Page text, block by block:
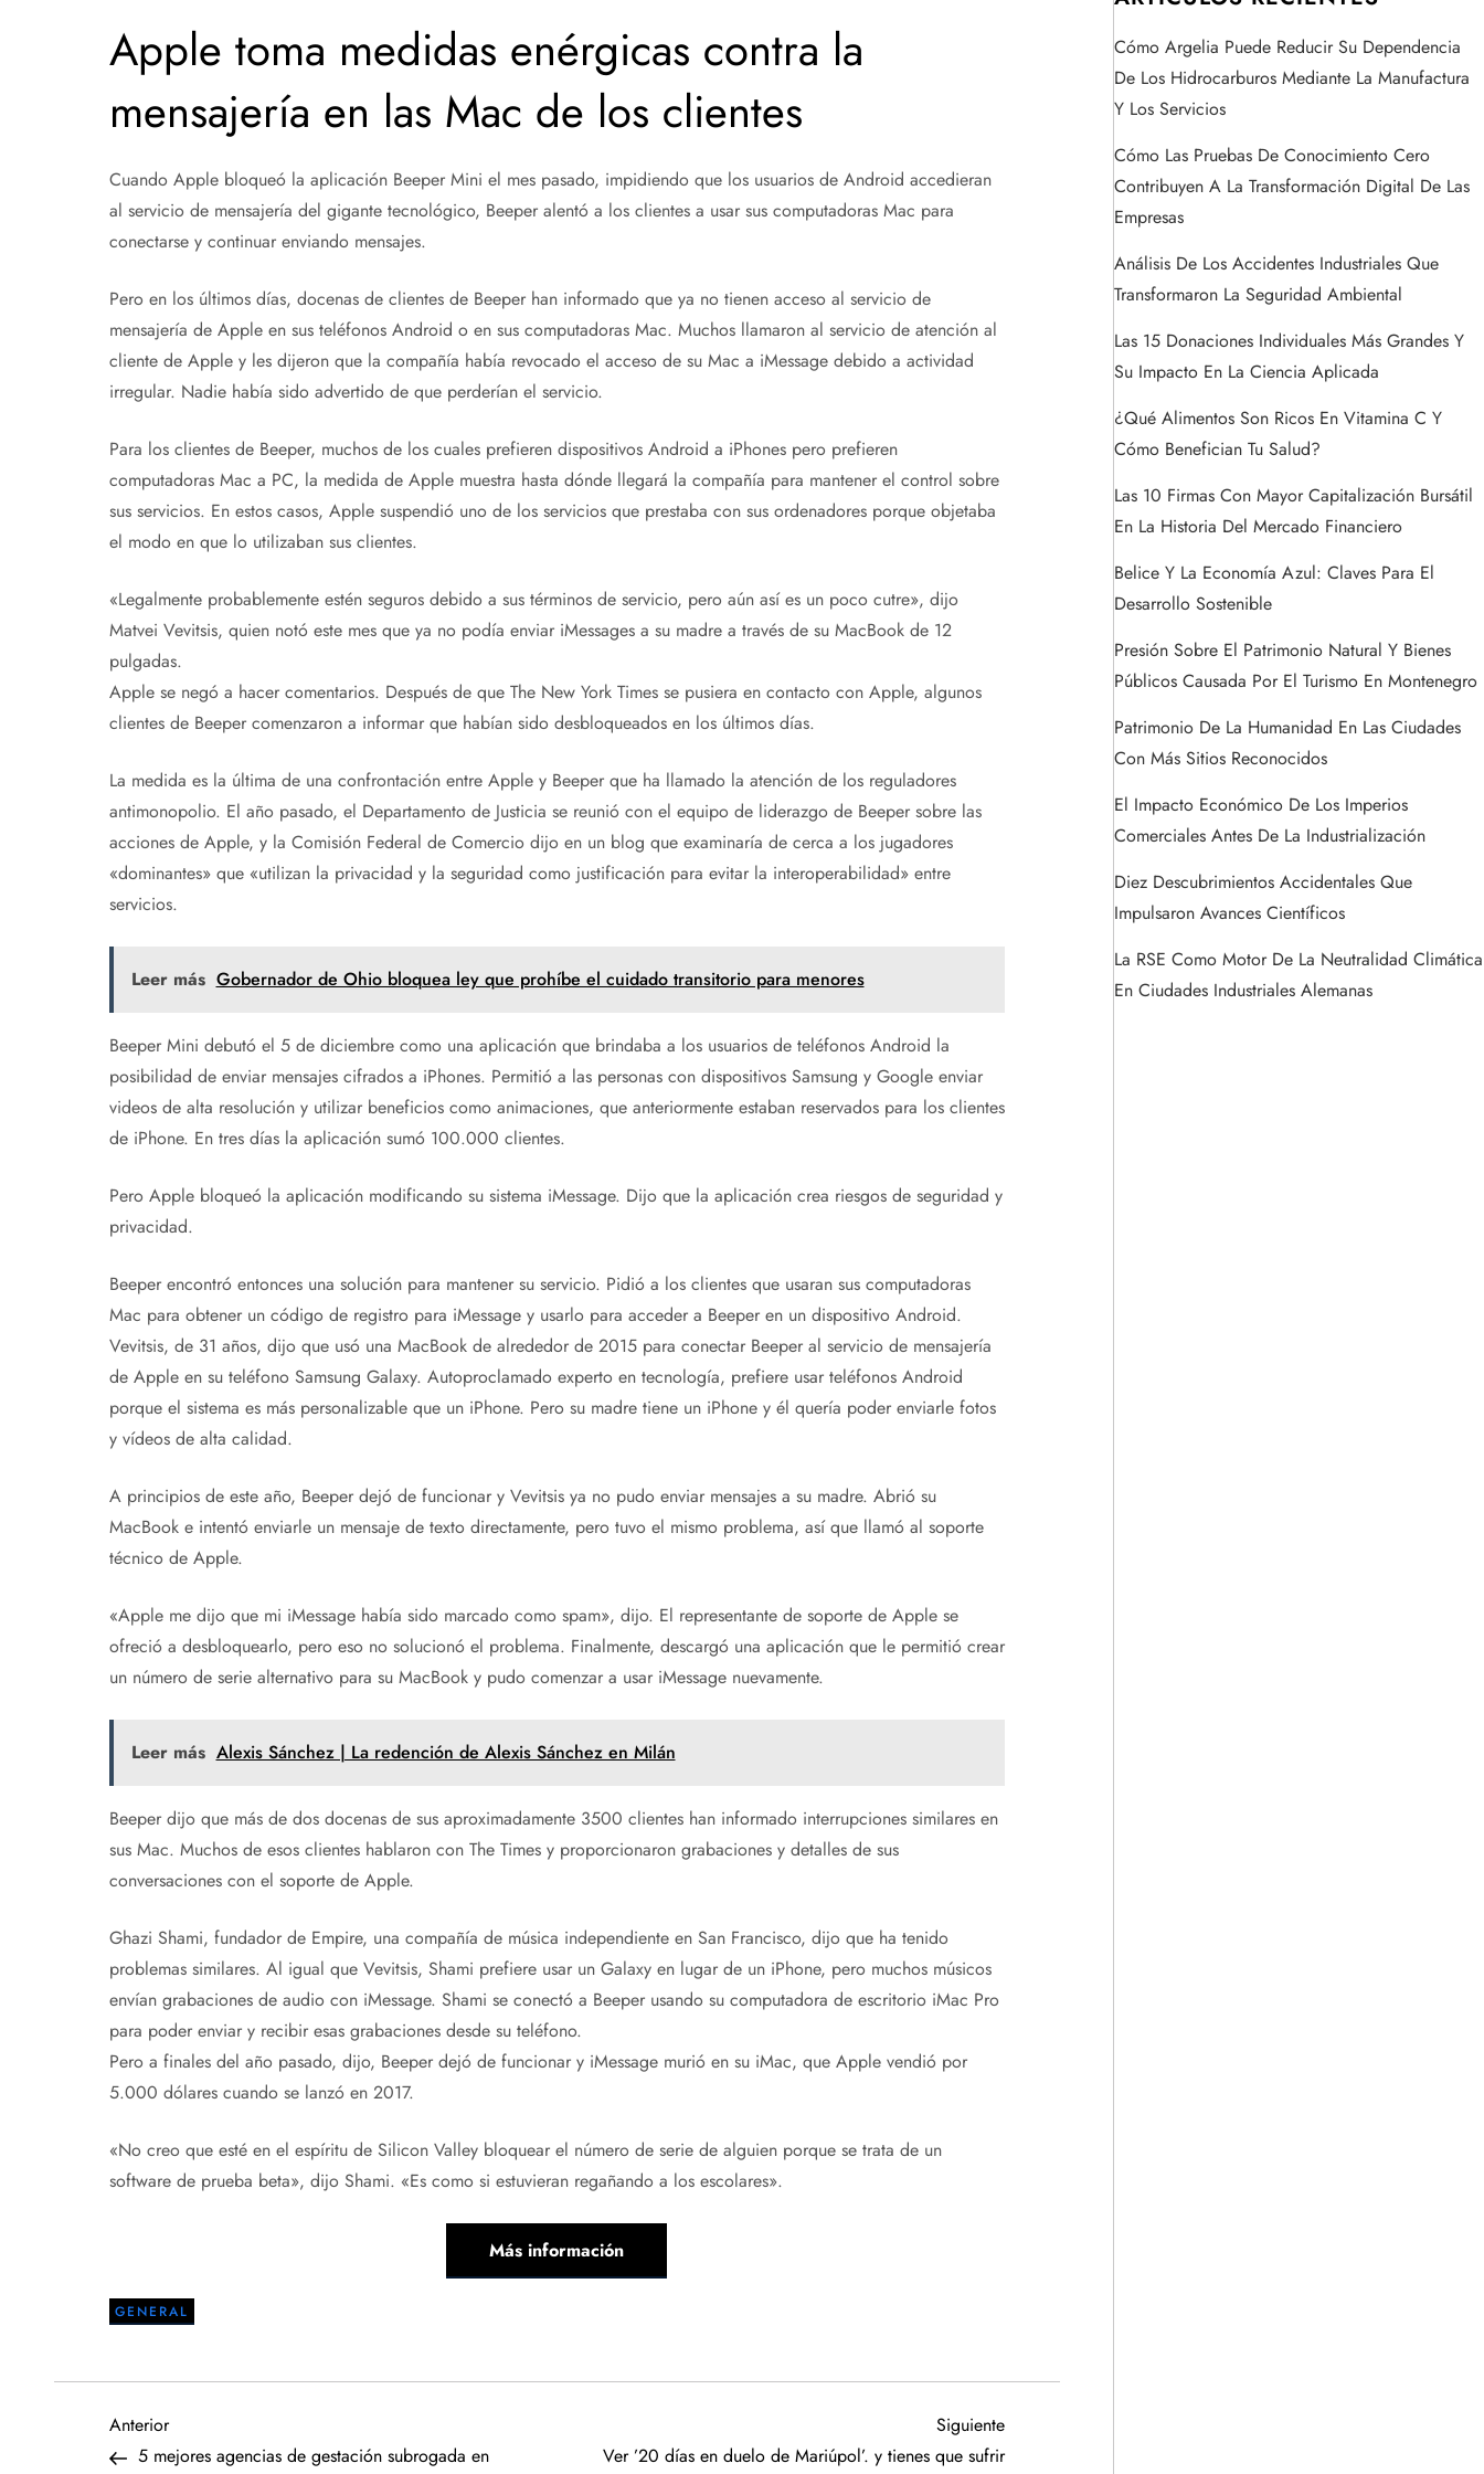
Apple toma medidas enérgicas contra la
mensajería en las Mac de los clientes
Cuando Apple bloqueó la aplicación Beeper Mini el mes pasado, impidiendo que los usuarios de Android accedieran
al servicio de mensajería del gigante tecnológico, Beeper alentó a los clientes a usar sus computadoras Mac para
conectarse y continuar enviando mensajes.
Pero en los últimos días, docenas de clientes de Beeper han informado que ya no tienen acceso al servicio de
mensajería de Apple en sus teléfonos Android o en sus computadoras Mac. Muchos llamaron al servicio de atención al
cliente de Apple y les dijeron que la compañía había revocado el acceso de su Mac a iMessage debido a actividad
irregular. Nadie había sido advertido de que perderían el servicio.
Para los clientes de Beeper, muchos de los cuales prefieren dispositivos Android a iPhones pero prefieren
computadoras Mac a PC, la medida de Apple muestra hasta dónde llegará la compañía para mantener el control sobre
sus servicios. En estos casos, Apple suspendió uno de los servicios que prestaba con sus ordenadores porque objetaba
el modo en que lo utilizaban sus clientes.
«Legalmente probablemente estén seguros debido a sus términos de servicio, pero aún así es un poco cutre», dijo
Matvei Vevitsis, quien notó este mes que ya no podía enviar iMessages a su madre a través de su MacBook de 12
pulgadas.
Apple se negó a hacer comentarios. Después de que The New York Times se pusiera en contacto con Apple, algunos
clientes de Beeper comenzaron a informar que habían sido desbloqueados en los últimos días.
La medida es la última de una confrontación entre Apple y Beeper que ha llamado la atención de los reguladores
antimonopolio. El año pasado, el Departamento de Justicia se reunió con el equipo de liderazgo de Beeper sobre las
acciones de Apple, y la Comisión Federal de Comercio dijo en un blog que examinaría de cerca a los jugadores
«dominantes» que «utilizan la privacidad y la seguridad como justificación para evitar la interoperabilidad» entre
servicios.
Leer más Gobernador de Ohio bloquea ley que prohíbe el cuidado transitorio para menores
Beeper Mini debutó el 5 de diciembre como una aplicación que brindaba a los usuarios de teléfonos Android la
posibilidad de enviar mensajes cifrados a iPhones. Permitió a las personas con dispositivos Samsung y Google enviar
videos de alta resolución y utilizar beneficios como animaciones, que anteriormente estaban reservados para los clientes
de iPhone. En tres días la aplicación sumó 100.000 clientes.
Pero Apple bloqueó la aplicación modificando su sistema iMessage. Dijo que la aplicación crea riesgos de seguridad y
privacidad.
Beeper encontró entonces una solución para mantener su servicio. Pidió a los clientes que usaran sus computadoras
Mac para obtener un código de registro para iMessage y usarlo para acceder a Beeper en un dispositivo Android.
Vevitsis, de 31 años, dijo que usó una MacBook de alrededor de 2015 para conectar Beeper al servicio de mensajería
de Apple en su teléfono Samsung Galaxy. Autoproclamado experto en tecnología, prefiere usar teléfonos Android
porque el sistema es más personalizable que un iPhone. Pero su madre tiene un iPhone y él quería poder enviarle fotos
y vídeos de alta calidad.
A principios de este año, Beeper dejó de funcionar y Vevitsis ya no pudo enviar mensajes a su madre. Abrió su
MacBook e intentó enviarle un mensaje de texto directamente, pero tuvo el mismo problema, así que llamó al soporte
técnico de Apple.
«Apple me dijo que mi iMessage había sido marcado como spam», dijo. El representante de soporte de Apple se
ofreció a desbloquearlo, pero eso no solucionó el problema. Finalmente, descargó una aplicación que le permitió crear
un número de serie alternativo para su MacBook y pudo comenzar a usar iMessage nuevamente.
Leer más Alexis Sánchez | La redención de Alexis Sánchez en Milán
Beeper dijo que más de dos docenas de sus aproximadamente 3500 clientes han informado interrupciones similares en
sus Mac. Muchos de esos clientes hablaron con The Times y proporcionaron grabaciones y detalles de sus
conversaciones con el soporte de Apple.
Ghazi Shami, fundador de Empire, una compañía de música independiente en San Francisco, dijo que ha tenido
problemas similares. Al igual que Vevitsis, Shami prefiere usar un Galaxy en lugar de un iPhone, pero muchos músicos
envían grabaciones de audio con iMessage. Shami se conectó a Beeper usando su computadora de escritorio iMac Pro
para poder enviar y recibir esas grabaciones desde su teléfono.
Pero a finales del año pasado, dijo, Beeper dejó de funcionar y iMessage murió en su iMac, que Apple vendió por
5.000 dólares cuando se lanzó en 2017.
«No creo que esté en el espíritu de Silicon Valley bloquear el número de serie de alguien porque se trata de un
software de prueba beta», dijo Shami. «Es como si estuvieran regañando a los escolares».
Más información
GENERAL
N
Entrada
anterior
Anterior
5 mejores agencias de gestación subrogada en
Siguiente
entrada
Siguiente
Ver ’20 días en duelo de Mariúpol’. y tienes que sufrir
Cómo Argelia Puede Reducir Su Dependencia
De Los Hidrocarburos Mediante La Manufactura
Y Los Servicios
Cómo Las Pruebas De Conocimiento Cero
Contribuyen A La Transformación Digital De Las
Empresas
Análisis De Los Accidentes Industriales Que
Transformaron La Seguridad Ambiental
Las 15 Donaciones Individuales Más Grandes Y
Su Impacto En La Ciencia Aplicada
¿Qué Alimentos Son Ricos En Vitamina C Y
Cómo Benefician Tu Salud?
Las 10 Firmas Con Mayor Capitalización Bursátil
En La Historia Del Mercado Financiero
Belice Y La Economía Azul: Claves Para El
Desarrollo Sostenible
Presión Sobre El Patrimonio Natural Y Bienes
Públicos Causada Por El Turismo En Montenegro
Patrimonio De La Humanidad En Las Ciudades
Con Más Sitios Reconocidos
El Impacto Económico De Los Imperios
Comerciales Antes De La Industrialización
Diez Descubrimientos Accidentales Que
Impulsaron Avances Científicos
La RSE Como Motor De La Neutralidad Climática
En Ciudades Industriales Alemanas